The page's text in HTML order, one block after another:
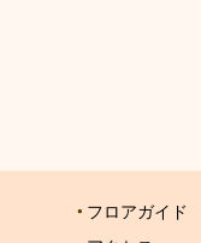
フロアガイド